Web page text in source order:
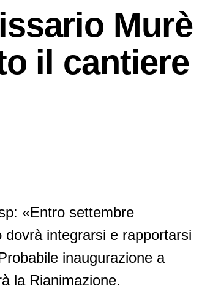
Murè
il cantiere
«Entro settembre
integrarsi e rapportarsi
inaugurazione a
la Rianimazione.